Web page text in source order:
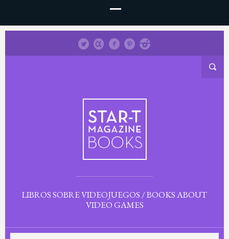
LIBROS SOBRE VIDEOJUEGOS / BOOKS ABOUT
VIDEO GAMES